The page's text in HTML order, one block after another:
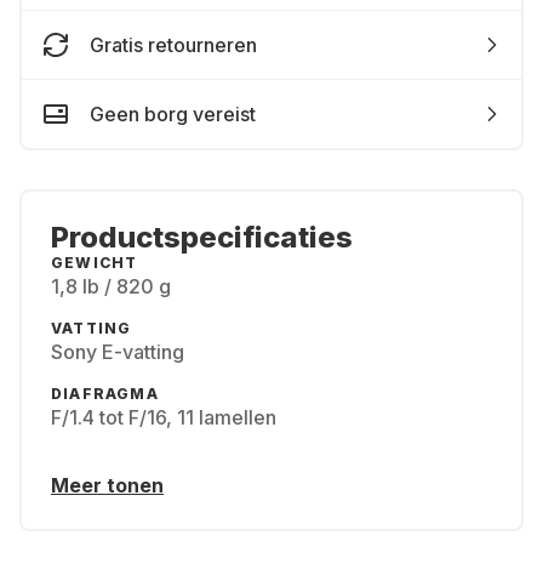
Gratis retourneren
Geen borg vereist
Productspecificaties
GEWICHT
1,8 lb / 820 g
VATTING
Sony E-vatting
DIAFRAGMA
F/1.4 tot F/16, 11 lamellen
Meer tonen